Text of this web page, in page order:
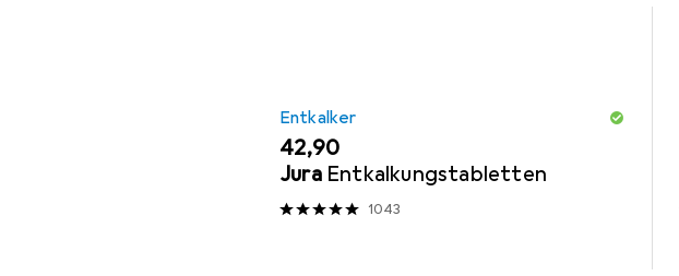
Entkalker
EUR
42,90
Jura Entkalkungstabletten
1043